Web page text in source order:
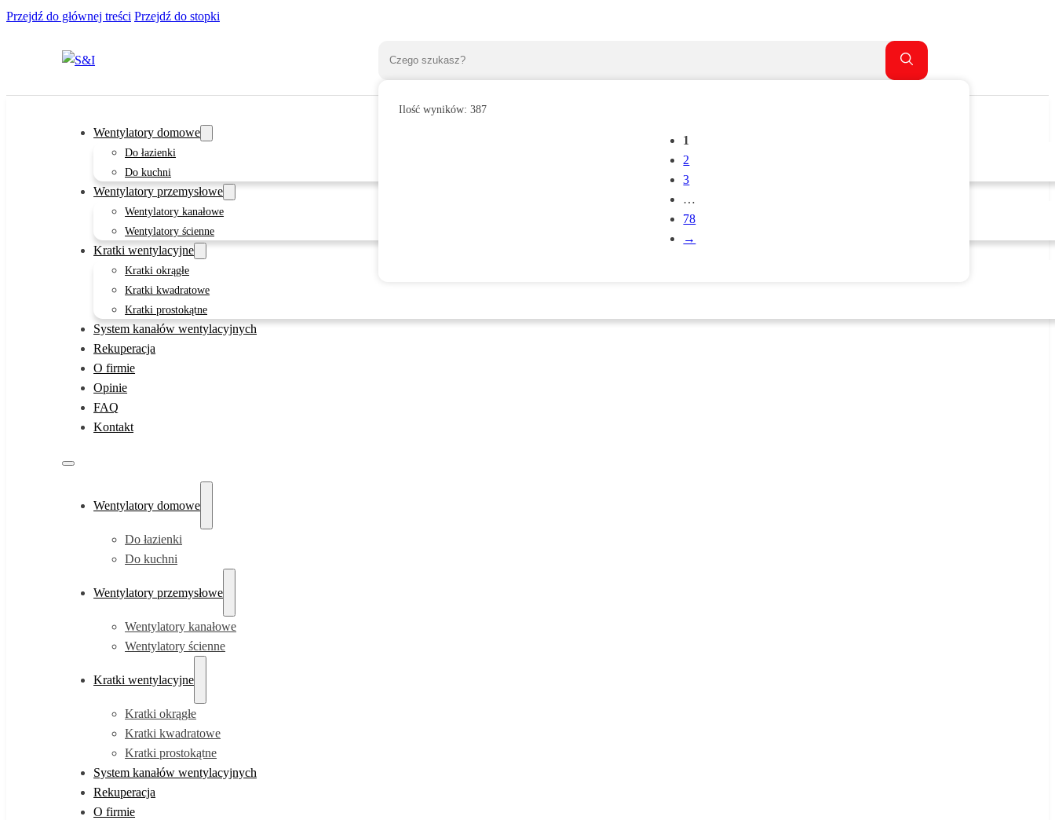
Przejdź do głównej treści Przejdź do stopki
Ilość wyników:387
1
2
3
…
78
→
Wentylatory domowe
Do łazienki
Do kuchni
Wentylatory przemysłowe
Wentylatory kanałowe
Wentylatory ścienne
Kratki wentylacyjne
Kratki okrągłe
Kratki kwadratowe
Kratki prostokątne
System kanałów wentylacyjnych
Rekuperacja
O firmie
Opinie
FAQ
Kontakt
Wentylatory domowe
Do łazienki
Do kuchni
Wentylatory przemysłowe
Wentylatory kanałowe
Wentylatory ścienne
Kratki wentylacyjne
Kratki okrągłe
Kratki kwadratowe
Kratki prostokątne
System kanałów wentylacyjnych
Rekuperacja
O firmie